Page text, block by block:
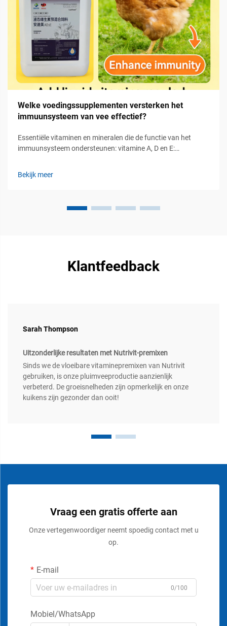
Welke voedingssupplementen versterken het
immuunsysteem van vee effectief?
Essentiële vitaminen en mineralen die de functie van het
immuunsysteem ondersteunen: vitamine A, D en E:
bij de regulatie van zowel het aangeboren als het aangeleerde
Bekijk meer
Klantfeedback
Sarah Thompson
Uitzonderlijke resultaten met Nutrivit-premixen
Sinds we de vloeibare vitaminepremixen van Nutrivit
gebruiken, is onze pluimveeproductie aanzienlijk
verbeterd. De groeisnelheden zijn opmerkelijk en onze
kuikens zijn gezonder dan ooit!
Vraag een gratis offerte aan
Onze vertegenwoordiger neemt spoedig contact met u
op.
E-mail
0/100
Mobiel/WhatsApp